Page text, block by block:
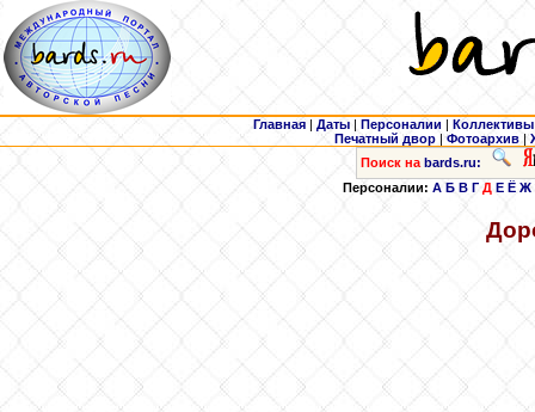
Главная | Даты | Персоналии | Коллективы
Печатный двор |Фотоархив |
Поиск на bards.ru:
Персоналии: А Б В Г Д Е Ё Ж